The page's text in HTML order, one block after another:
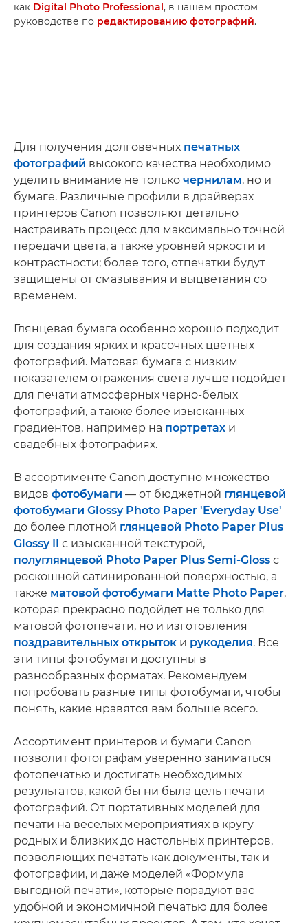
как Digital Photo Professional, в нашем простом
руководстве по редактированию фотографий.
Для получения долговечных печатных
фотографий высокого качества необходимо
уделить внимание не только чернилам, но и
бумаге. Различные профили в драйверах
принтеров Canon позволяют детально
настраивать процесс для максимально точной
передачи цвета, а также уровней яркости и
контрастности; более того, отпечатки будут
защищены от смазывания и выцветания со
временем.
Глянцевая бумага особенно хорошо подходит
для создания ярких и красочных цветных
фотографий. Матовая бумага с низким
показателем отражения света лучше подойдет
для печати атмосферных черно-белых
фотографий, а также более изысканных
градиентов, например на портретах и
свадебных фотографиях.
В ассортименте Canon доступно множество
видов фотобумаги — от бюджетной глянцевой
фотобумаги Glossy Photo Paper 'Everyday Use'
до более плотной глянцевой Photo Paper Plus
Glossy II с изысканной текстурой,
полуглянцевой Photo Paper Plus Semi-Gloss с
роскошной сатинированной поверхностью, а
также матовой фотобумаги Matte Photo Paper,
которая прекрасно подойдет не только для
матовой фотопечати, но и изготовления
поздравительных открыток и рукоделия. Все
эти типы фотобумаги доступны в
разнообразных форматах. Рекомендуем
попробовать разные типы фотобумаги, чтобы
понять, какие нравятся вам больше всего.
Ассортимент принтеров и бумаги Canon
позволит фотографам уверенно заниматься
фотопечатью и достигать необходимых
результатов, какой бы ни была цель печати
фотографий. От портативных моделей для
печати на веселых мероприятиях в кругу
родных и близких до настольных принтеров,
позволяющих печатать как документы, так и
фотографии, и даже моделей «Формула
выгодной печати», которые порадуют вас
удобной и экономичной печатью для более